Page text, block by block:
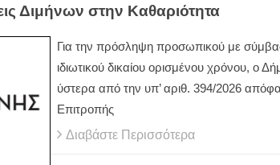
Διμήνων στην Καθαριότητα
Για την πρόσληψη προσωπικού με
ιδιωτικού δικαίου ορισμένου χρόνου, ο
ύστερα από την υπ’ αριθ. 394/2026
Επιτροπής
Διαβάστε Περισσότερα